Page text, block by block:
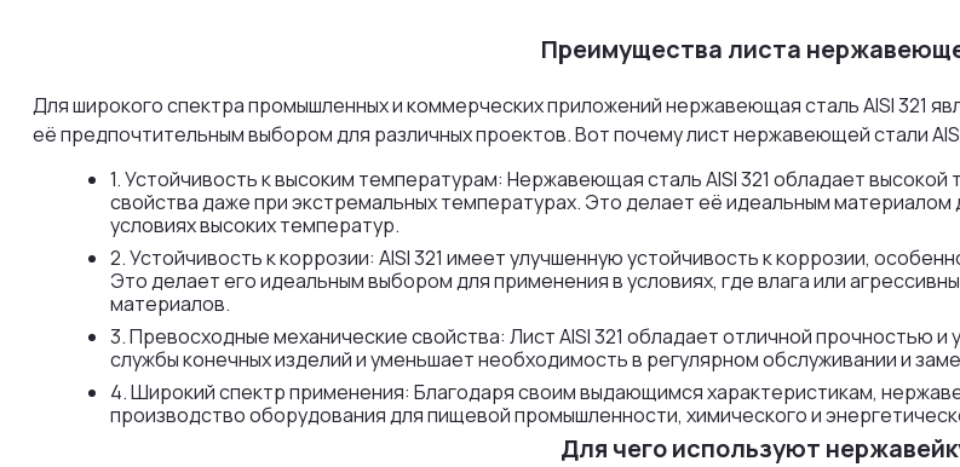
Преимущества листа
Для широкого спектра промышленных и коммерческих приложений нержавеющая сталь AISI 321
её предпочтительным выбором для различных проектов. Вот почему лист нержавеющей стали
1. Устойчивость к высоким температурам: Нержавеющая сталь AISI 321 обладает
свойства даже при экстремальных температурах. Это делает её идеальным
условиях высоких температур.
2. Устойчивость к коррозии: AISI 321 имеет улучшенную устойчивость к коррозии,
Это делает его идеальным выбором для применения в условиях, где влага или
материалов.
3. Превосходные механические свойства: Лист AISI 321 обладает отличной прочностью
службы конечных изделий и уменьшает необходимость в регулярном обслуживании и
4. Широкий спектр применения: Благодаря своим выдающимся характеристикам,
производство оборудования для пищевой промышленности, химического и
Для чего используют